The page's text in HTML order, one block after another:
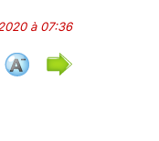
à 07:36